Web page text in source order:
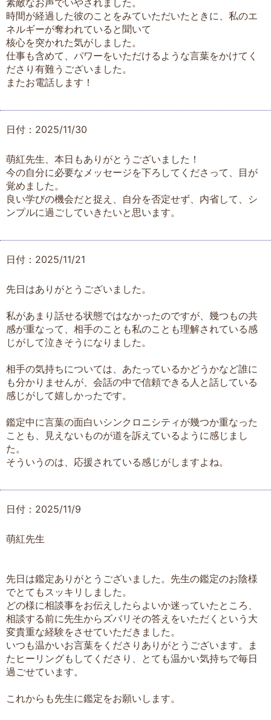
時間が経過した彼のことをみていただいたときに、私のエ
ネルギーが奪われていると聞いて
核心を突かれた気がしました。
仕事も含めて、パワーをいただけるような言葉をかけてく
ださり有難うございました。
またお電話します！
日付：2025/11/30
萌紅先生、本日もありがとうございました！
今の自分に必要なメッセージを下ろしてくださって、目が
覚めました。
良い学びの機会だと捉え、自分を否定せず、内省して、シ
ンプルに過ごしていきたいと思います。
日付：2025/11/21
先日はありがとうございました。
私があまり話せる状態ではなかったのですが、幾つもの共
感が重なって、相手のことも私のことも理解されている感
じがして泣きそうになりました。
相手の気持ちについては、あたっているかどうかなど誰に
も分かりませんが、会話の中で信頼できる人と話している
感じがして嬉しかったです。
鑑定中に言葉の面白いシンクロニシティが幾つか重なった
ことも、見えないものが道を訴えているように感じまし
た。
そういうのは、応援されている感じがしますよね。
日付：2025/11/9
萌紅先生
先日は鑑定ありがとうございました。先生の鑑定のお陰様
でとてもスッキリしました。
どの様に相談事をお伝えしたらよいか迷っていたところ、
相談する前に先生からズバリその答えをいただくという大
変貴重な経験をさせていただきました。
いつも温かいお言葉をくださりありがとうございます。ま
たヒーリングもしてくださり、とても温かい気持ちで毎日
過ごせています。
これからも先生に鑑定をお願いします。